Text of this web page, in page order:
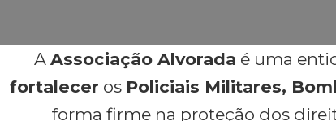
A Associação Alvorada é uma
fortalecer os Policiais Militares,
forma firme na proteção dos